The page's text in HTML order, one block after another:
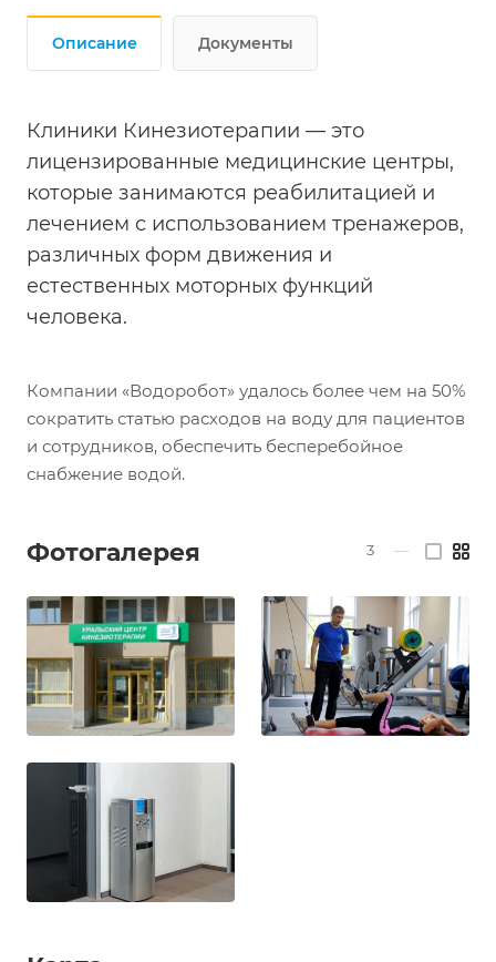
Описание Документы
Клиники Кинезиотерапии — это
лицензированные медицинские центры,
которые занимаются реабилитацией и
лечением с использованием тренажеров,
различных форм движения и
естественных моторных функций
человека.
Компании «Водоробот» удалось более чем на 50%
сократить статью расходов на воду для пациентов
и сотрудников, обеспечить бесперебойное
снабжение водой.
Фотогалерея 3 —